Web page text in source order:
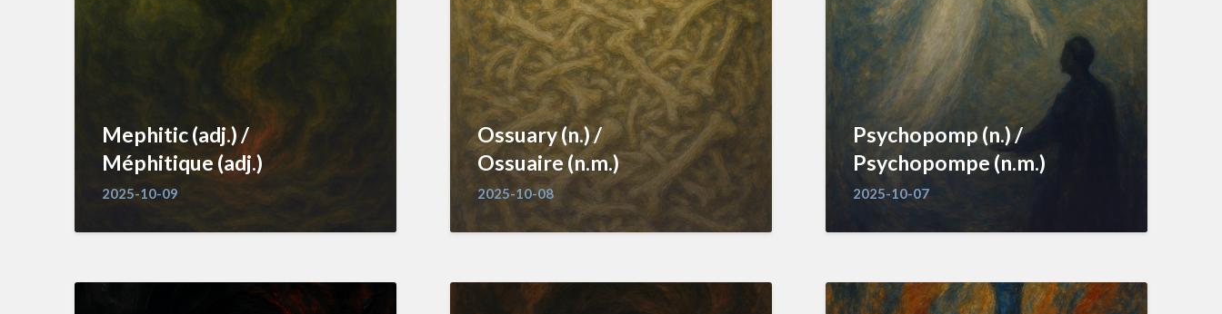
Mephitic (adj.) /
Méphitique (adj.)
2025-10-09
Ossuary (n.) /
Ossuaire (n.m.)
2025-10-08
Psychopomp (n.) /
Psychopompe (n.m.)
2025-10-07